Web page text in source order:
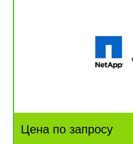
Цена по запросу